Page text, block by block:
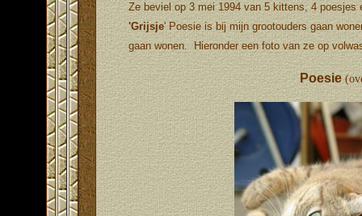
Ze beviel op 3 mei 1994 van 5 kittens, 4
'Grijsje' Poesie is bij mijn grootouders gaan
gaan wonen. Hieronder een foto van ze op
Poesie